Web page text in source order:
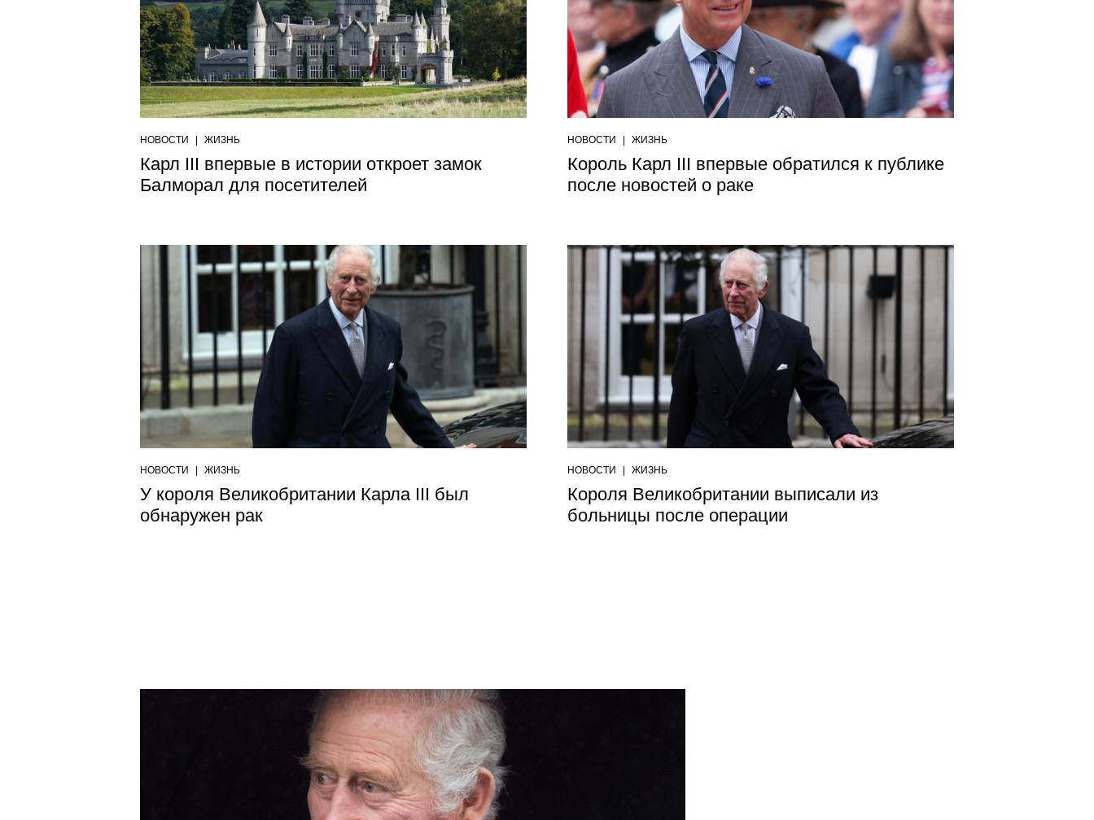
НОВОСТИ ЖИЗНЬ
Карл III впервые в истории откроет замок
Балморал для посетителей
НОВОСТИ ЖИЗНЬ
Король Карл III впервые обратился к публике
после новостей о раке
НОВОСТИ ЖИЗНЬ
У короля Великобритании Карла III был
обнаружен рак
НОВОСТИ ЖИЗНЬ
Короля Великобритании выписали из
больницы после операции